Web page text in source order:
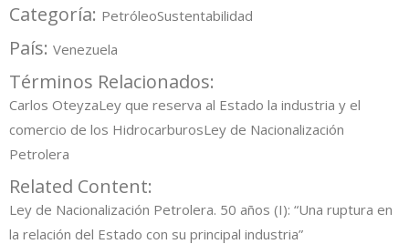
Categoría: PetróleoSustentabilidad
País: Venezuela
Términos Relacionados:
Carlos OteyzaLey que reserva al Estado la industria y el
comercio de los HidrocarburosLey de Nacionalización
Petrolera
Related Content:
Ley de Nacionalización Petrolera. 50 años (I): “Una ruptura en
la relación del Estado con su principal industria”